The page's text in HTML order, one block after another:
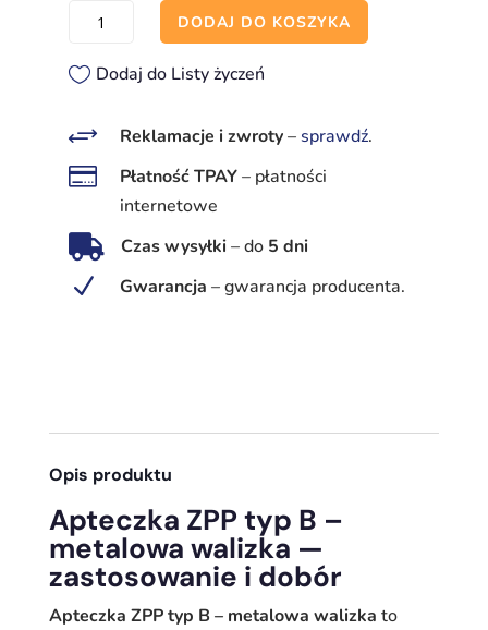
ilość
ZPP
B
-
metalowa
walizka
DODAJ DO KOSZYKA
Dodaj do Listy życzeń
+ Reklamacje i zwroty–sprawdź.
 Płatność TPAY– płatności
internetowe
 Czas wysyłki–do 5 dni
N Gwarancja –gwarancja producenta.
Opis produktu
Apteczka ZPP typ B –
metalowa walizka —
zastosowanie i dobór
Apteczka ZPP typ B – metalowa walizka to